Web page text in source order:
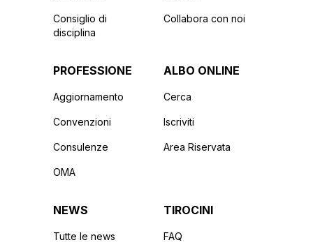
Consiglio di
disciplina
Collabora con noi
PROFESSIONE
Aggiornamento
Convenzioni
Consulenze
OMA
ALBO ONLINE
Cerca
Iscriviti
Area Riservata
NEWS
Tutte le news
TIROCINI
FAQ